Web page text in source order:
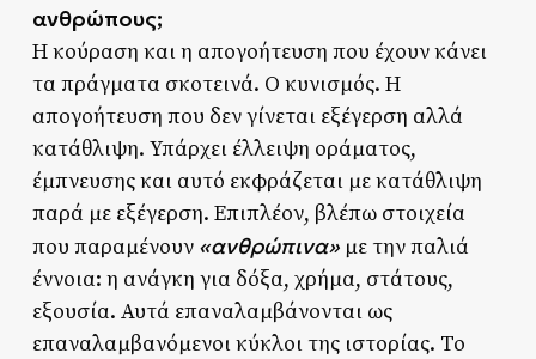
ανθρώπους;
Η κούραση και η απογοήτευση που έχουν κάνει
τα πράγματα σκοτεινά. Ο κυνισμός. Η
απογοήτευση που δεν γίνεται εξέγερση αλλά
κατάθλιψη. Υπάρχει έλλειψη οράματος,
έμπνευσης και αυτό εκφράζεται με κατάθλιψη
παρά με εξέγερση. Επιπλέον, βλέπω στοιχεία
που παραμένουν «ανθρώπινα»με την παλιά
έννοια: η ανάγκη για δόξα, χρήμα, στάτους,
εξουσία. Αυτά επαναλαμβάνονται ως
επαναλαμβανόμενοι κύκλοι της ιστορίας. Το